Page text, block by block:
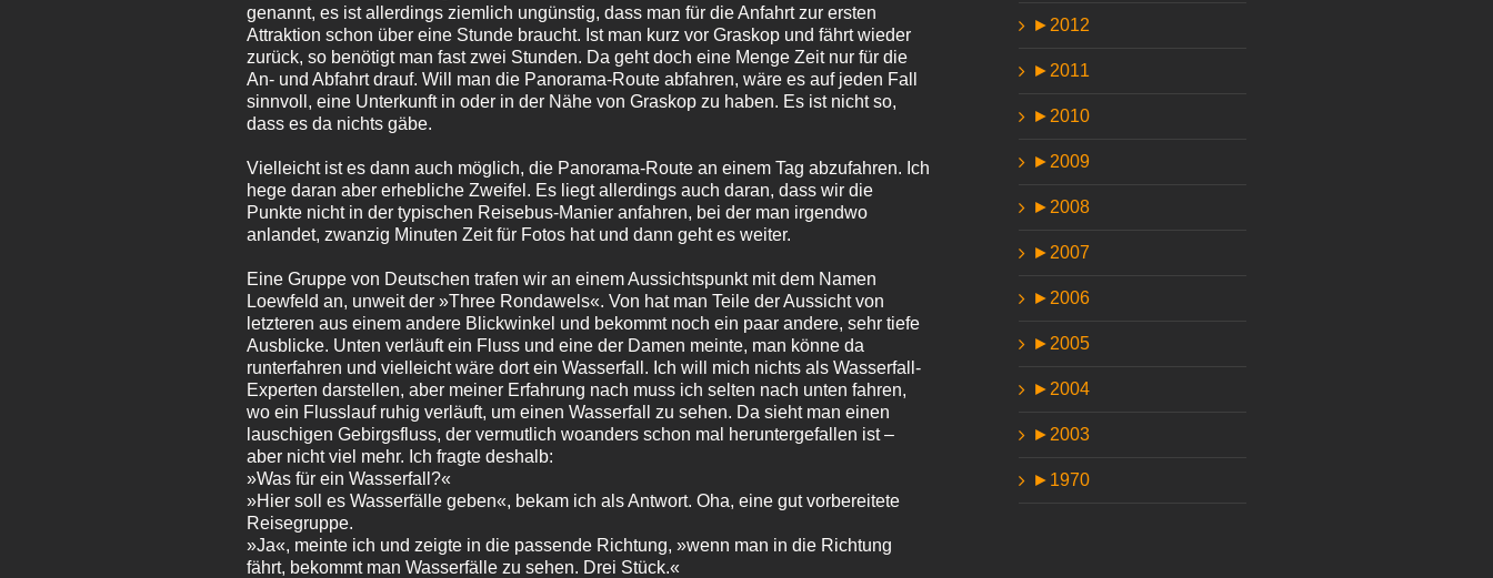
genannt, es ist allerdings ziemlich ungünstig, dass man für die Anfahrt zur ersten
Attraktion schon über eine Stunde braucht. Ist man kurz vor Graskop und fährt wieder
zurück, so benötigt man fast zwei Stunden. Da geht doch eine Menge Zeit nur für die
An- und Abfahrt drauf. Will man die Panorama-Route abfahren, wäre es auf jeden Fall
sinnvoll, eine Unterkunft in oder in der Nähe von Graskop zu haben. Es ist nicht so,
dass es da nichts gäbe.
Vielleicht ist es dann auch möglich, die Panorama-Route an einem Tag abzufahren. Ich
hege daran aber erhebliche Zweifel. Es liegt allerdings auch daran, dass wir die
Punkte nicht in der typischen Reisebus-Manier anfahren, bei der man irgendwo
anlandet, zwanzig Minuten Zeit für Fotos hat und dann geht es weiter.
Eine Gruppe von Deutschen trafen wir an einem Aussichtspunkt mit dem Namen
Loewfeld an, unweit der »Three Rondawels«. Von hat man Teile der Aussicht von
letzteren aus einem andere Blickwinkel und bekommt noch ein paar andere, sehr tiefe
Ausblicke. Unten verläuft ein Fluss und eine der Damen meinte, man könne da
runterfahren und vielleicht wäre dort ein Wasserfall. Ich will mich nichts als Wasserfall-
Experten darstellen, aber meiner Erfahrung nach muss ich selten nach unten fahren,
wo ein Flusslauf ruhig verläuft, um einen Wasserfall zu sehen. Da sieht man einen
lauschigen Gebirgsfluss, der vermutlich woanders schon mal heruntergefallen ist –
aber nicht viel mehr. Ich fragte deshalb:
»Was für ein Wasserfall?«
»Hier soll es Wasserfälle geben«, bekam ich als Antwort. Oha, eine gut vorbereitete
Reisegruppe.
»Ja«, meinte ich und zeigte in die passende Richtung, »wenn man in die Richtung
fährt, bekommt man Wasserfälle zu sehen. Drei Stück.«
► 2012
► 2011
► 2010
► 2009
► 2008
► 2007
► 2006
► 2005
► 2004
► 2003
► 1970